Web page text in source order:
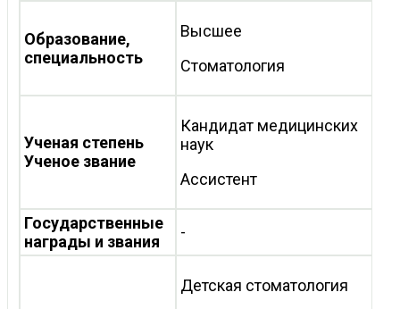
Образование,
специальность
Высшее
Стоматология
Ученая степень
Ученое звание
Кандидат медицинских
наук
Ассистент
Государственные
награды и звания
-
Детская стоматология